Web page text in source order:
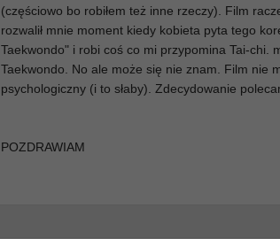
(częściowo bo robiłem też inne rzeczy). Film
rozwalił mnie moment kiedy kobieta pyta tego
Taekwondo" i robi coś co mi przypomina Tai-chi.
Taekwondo. No ale może się nie znam. Film nie
psychologiczny (i to słaby). Zdecydowanie
POZDRAWIAM